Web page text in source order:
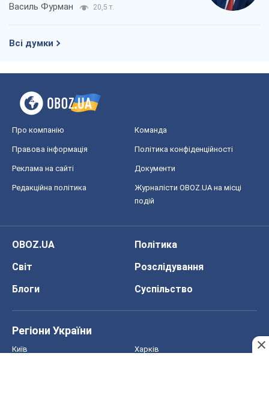
Василь Фурман 20,5 т.
Всі думки
Про компанію Команда
Правова інформація Політика конфіденційності
Реклама на сайті Документи
Редакційна політика
Журналісти OBOZ.UA на місці
подій
OBOZ.UA
Політика
Світ
Розслідування
Блоги
Суспільство
Регіони України
Київ Харків